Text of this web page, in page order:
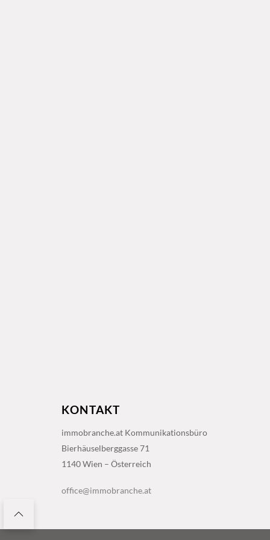
KONTAKT
immobranche.at Kommunikationsbüro
Bierhäuselberggasse 71
1140 Wien – Österreich
office@immobranche.at